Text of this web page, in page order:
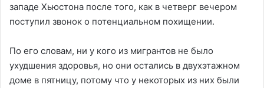
западе Хьюстона после того, как в четверг вечером
поступил звонок о потенциальном похищении.
По его словам, ни у кого из мигрантов не было
ухудшения здоровья, но они остались в двухэтажном
доме в пятницу, потому что у некоторых из них были